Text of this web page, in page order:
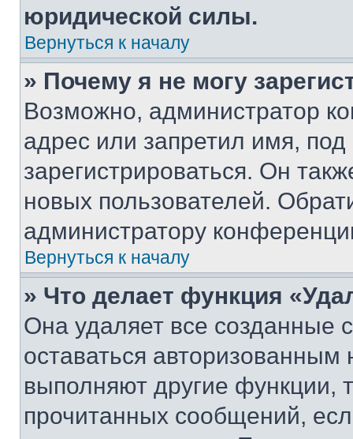
юридической силы.
Вернуться к началу
» Почему я не могу
Возможно, администратор
адрес или запретил имя,
зарегистрироваться. Он
новых пользователей.
администратору
Вернуться к началу
» Что делает функция
Она удаляет все созданные
оставаться
выполняют другие функции,
прочитанных сообщений,